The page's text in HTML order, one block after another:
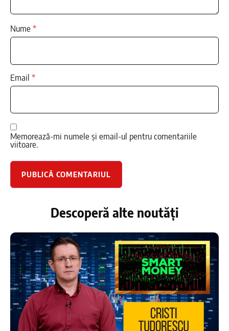
Nume*
Email *
Memorează-mi numele și email-ul pentru comentariile
viitoare.
Descoperă alte noutăți